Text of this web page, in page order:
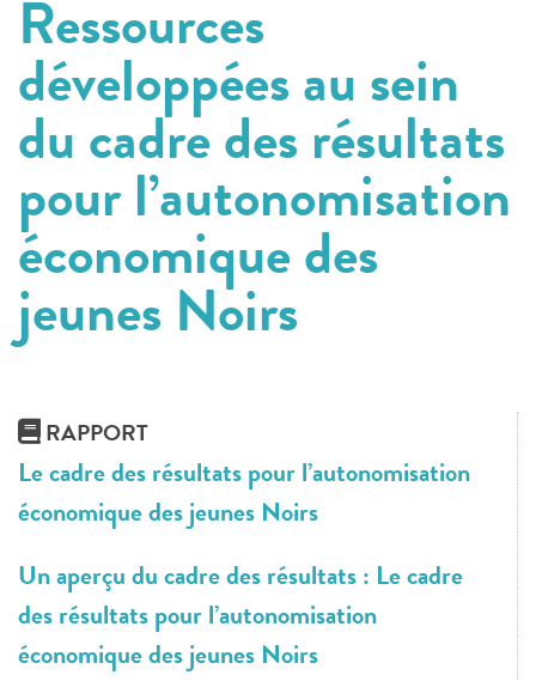
Ressources
développées au sein
du cadre des résultats
pour l’autonomisation
économique des
jeunes Noirs
RAPPORT
Le cadre des résultats pour l’autonomisation
économique des jeunes Noirs
Un aperçu du cadre des résultats : Le cadre
des résultats pour l’autonomisation
économique des jeunes Noirs